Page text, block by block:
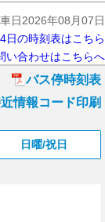
日2026年08月07日
日の時刻表はこちら
い合わせはこちらへ
バス停時刻表
情報コード印刷
日曜/祝日